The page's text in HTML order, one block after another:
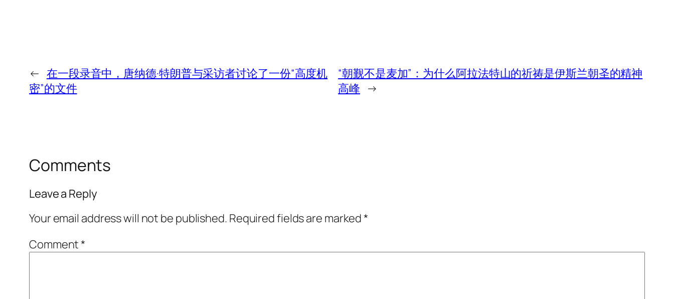
← 在一段录音中，唐纳德·特朗普与采访者讨论了一份“高度机
密”的文件
“朝觐不是麦加”：为什么阿拉法特山的祈祷是伊斯兰朝圣的精神
高峰 →
Comments
Leave a Reply
Your email address will not be published. Required fields are marked*
Comment*